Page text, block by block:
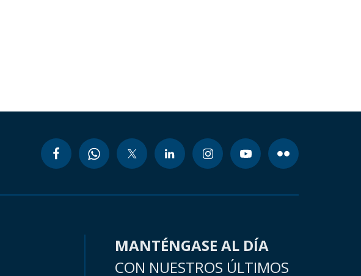
MANTÉNGASE AL DÍA
CON NUESTROS ÚLTIMOS